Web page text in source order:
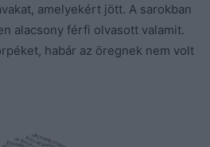
amelyekért jött. A sarokban
alacsony férfi olvasott valamit.
habár az öregnek nem volt